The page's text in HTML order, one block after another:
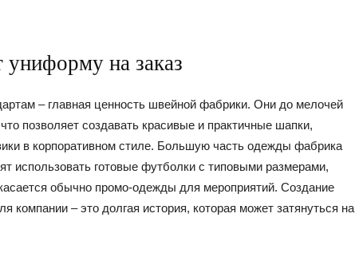
униформу на заказ
– главная ценность швейной фабрики. Они до мелочей
позволяет создавать красивые и практичные шапки,
в корпоративном стиле. Большую часть одежды фабрика
использовать готовые футболки с типовыми размерами,
обычно промо-одежды для мероприятий. Создание
компании – это долгая история, которая может затянуться на